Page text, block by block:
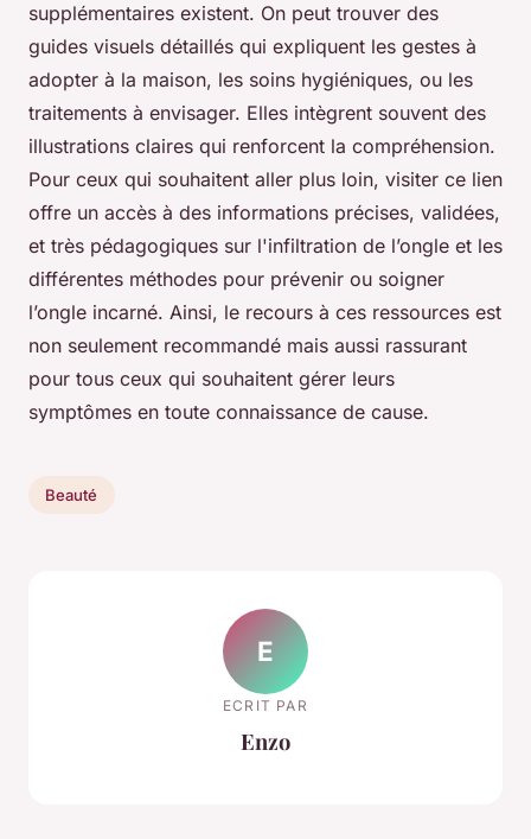
supplémentaires existent. On peut trouver des
guides visuels détaillés qui expliquent les gestes à
adopter à la maison, les soins hygiéniques, ou les
traitements à envisager. Elles intègrent souvent des
illustrations claires qui renforcent la compréhension.
Pour ceux qui souhaitent aller plus loin, visiter ce lien
offre un accès à des informations précises, validées,
et très pédagogiques sur l'infiltration de l’ongle et les
différentes méthodes pour prévenir ou soigner
l’ongle incarné. Ainsi, le recours à ces ressources est
non seulement recommandé mais aussi rassurant
pour tous ceux qui souhaitent gérer leurs
symptômes en toute connaissance de cause.
Beauté
E
ECRIT PAR
Enzo